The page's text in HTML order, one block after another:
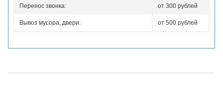
Перенос звонка: от 300 рублей
Вывоз мусора, двери: от 500 рублей